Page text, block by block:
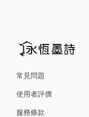
常見問題
使用者評價
服務條款